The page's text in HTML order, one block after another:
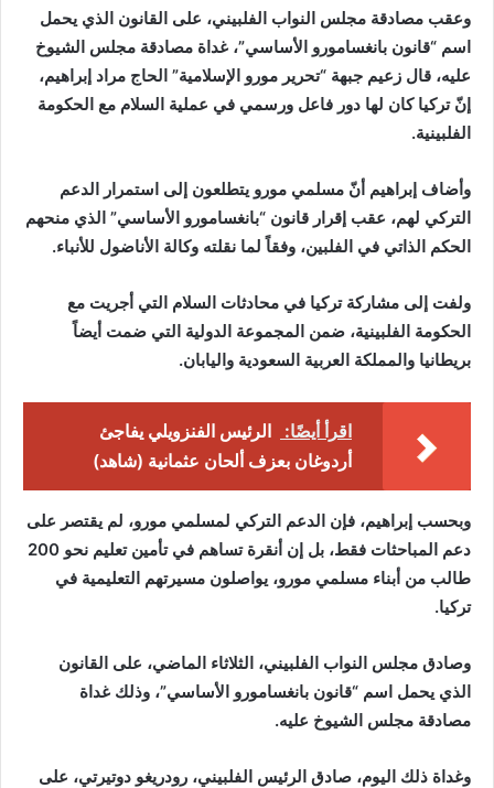
وعقب مصادقة مجلس النواب الفلبيني، على القانون الذي يحمل
اسم “قانون بانغسامورو الأساسي”، غداة مصادقة مجلس الشيوخ
عليه، قال زعيم جبهة “تحرير مورو الإسلامية” الحاج مراد إبراهيم،
إنّ تركيا كان لها دور فاعل ورسمي في عملية السلام مع الحكومة
الفلبينية.
وأضاف إبراهيم أنّ مسلمي مورو يتطلعون إلى استمرار الدعم
التركي لهم، عقب إقرار قانون “بانغسامورو الأساسي” الذي منحهم
الحكم الذاتي في الفلبين، وفقاً لما نقلته وكالة الأناضول للأنباء.
ولفت إلى مشاركة تركيا في محادثات السلام التي أجريت مع
الحكومة الفلبينية، ضمن المجموعة الدولية التي ضمت أيضاً
بريطانيا والمملكة العربية السعودية واليابان.
اقرأ أيضًا:
الرئيس الفنزويلي يفاجئ
أردوغان بعزف ألحان عثمانية (شاهد)
وبحسب إبراهيم، فإن الدعم التركي لمسلمي مورو، لم يقتصر على
دعم المباحثات فقط، بل إن أنقرة تساهم في تأمين تعليم نحو 200
طالب من أبناء مسلمي مورو، يواصلون مسيرتهم التعليمية في
تركيا.
وصادق مجلس النواب الفلبيني، الثلاثاء الماضي، على القانون
الذي يحمل اسم “قانون بانغسامورو الأساسي”، وذلك غداة
مصادقة مجلس الشيوخ عليه.
وغداة ذلك اليوم، صادق الرئيس الفلبيني، رودريغو دوتيرتي، على